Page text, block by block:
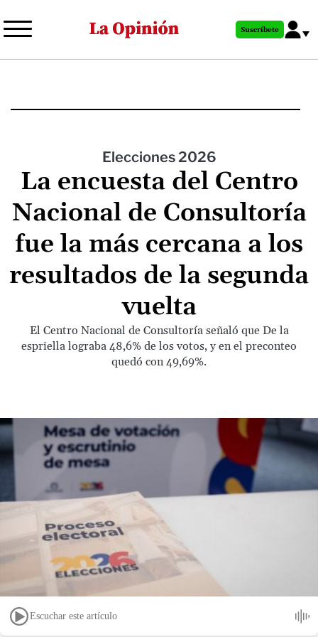
al
principal
Suscríbete
Elecciones 2026
La encuesta del Centro
Nacional de Consultoría
fue la más cercana a los
resultados de la segunda
vuelta
El Centro Nacional de Consultoría señaló que De la
espriella lograba 48,6% de los votos, y en el preconteo
quedó con 49,69%.
Escuchar este artículo